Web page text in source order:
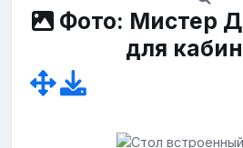
Фото: Мистер
для